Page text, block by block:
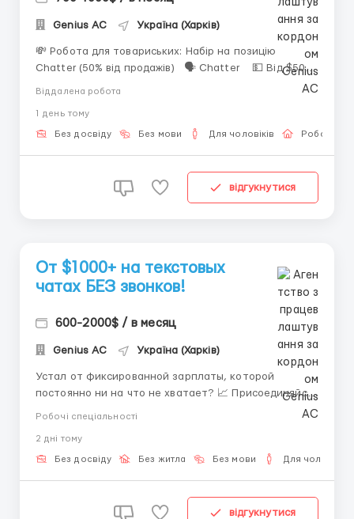
Genius AС Україна (Харків)
💸 Робота для товариських: Набір на позицію
Chatter (50% від продажів) 🗣 Chatter 💵 Від $500
Віддалена робота
1 день тому
Без досвіду Без мови Для чоловіків Робота
відгукнутися
От $1000+ на текстовых
чатах БЕЗ звонков!
600-2000$ / в месяц
Genius AС Україна (Харків)
Устал от фиксированной зарплаты, которой
постоянно ни на что не хватает? 📈 Присоединяйся
к нашей амбициозной команде операторов чата, где
от тебя! 🔹 Что мы предлагаем: Высокий процент:
40–50% от баланса чата, без скрытых вычетов 💰
Робочі спеціальності
2 днi тому
Без досвіду Без житла Без мови Для чоловіків
відгукнутися